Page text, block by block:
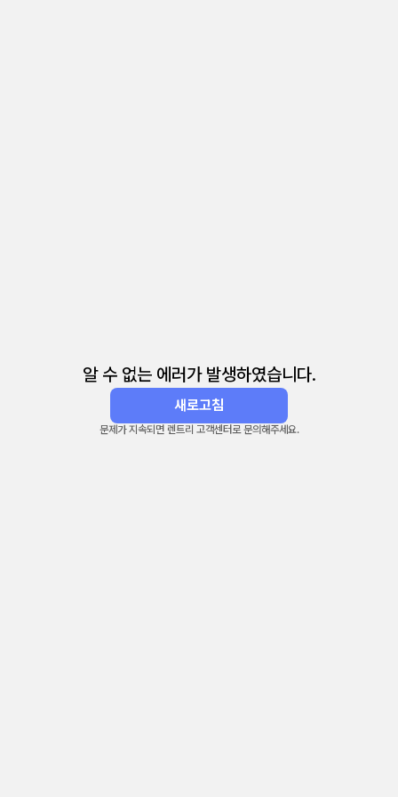
알 수 없는 에러가 발생하였습니다.
새로고침
문제가 지속되면 렌트리 고객센터로 문의해주세요.